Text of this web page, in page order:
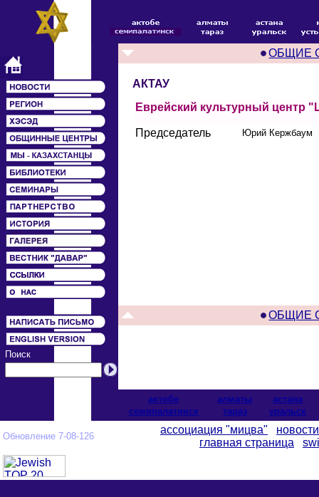
Поиск
ОБЩИЕ
АКТАУ
Еврейский культурный центр
Председатель Юрий Кержбаум
ОБЩИЕ
актобе алматы
астана
cемипалатинск
тараз уральск
Обновление 7-08-126
ассоциация "мицва"
новости
главная страница